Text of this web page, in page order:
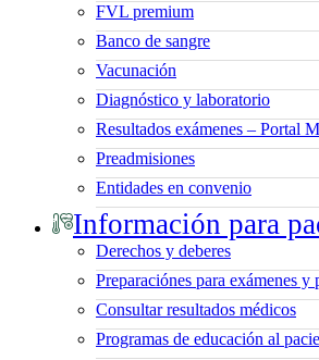
FVL premium
Banco de sangre
Vacunación
Diagnóstico y laboratorio
Resultados exámenes – Portal
Preadmisiones
Entidades en convenio
Información para
Derechos y deberes
Preparaciónes para exámenes y
Consultar resultados médicos
Programas de educación al